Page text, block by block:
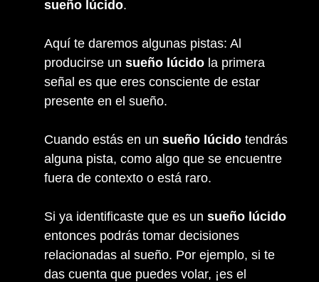
sueño lúcido.
Aquí te daremos algunas pistas: Al
producirse un sueño lúcido la primera
señal es que eres consciente de estar
presente en el sueño.
Cuando estás en un sueño lúcido tendrás
alguna pista, como algo que se encuentre
fuera de contexto o está raro.
Si ya identificaste que es un sueño lúcido
entonces podrás tomar decisiones
relacionadas al sueño. Por ejemplo, si te
das cuenta que puedes volar, ¡es el